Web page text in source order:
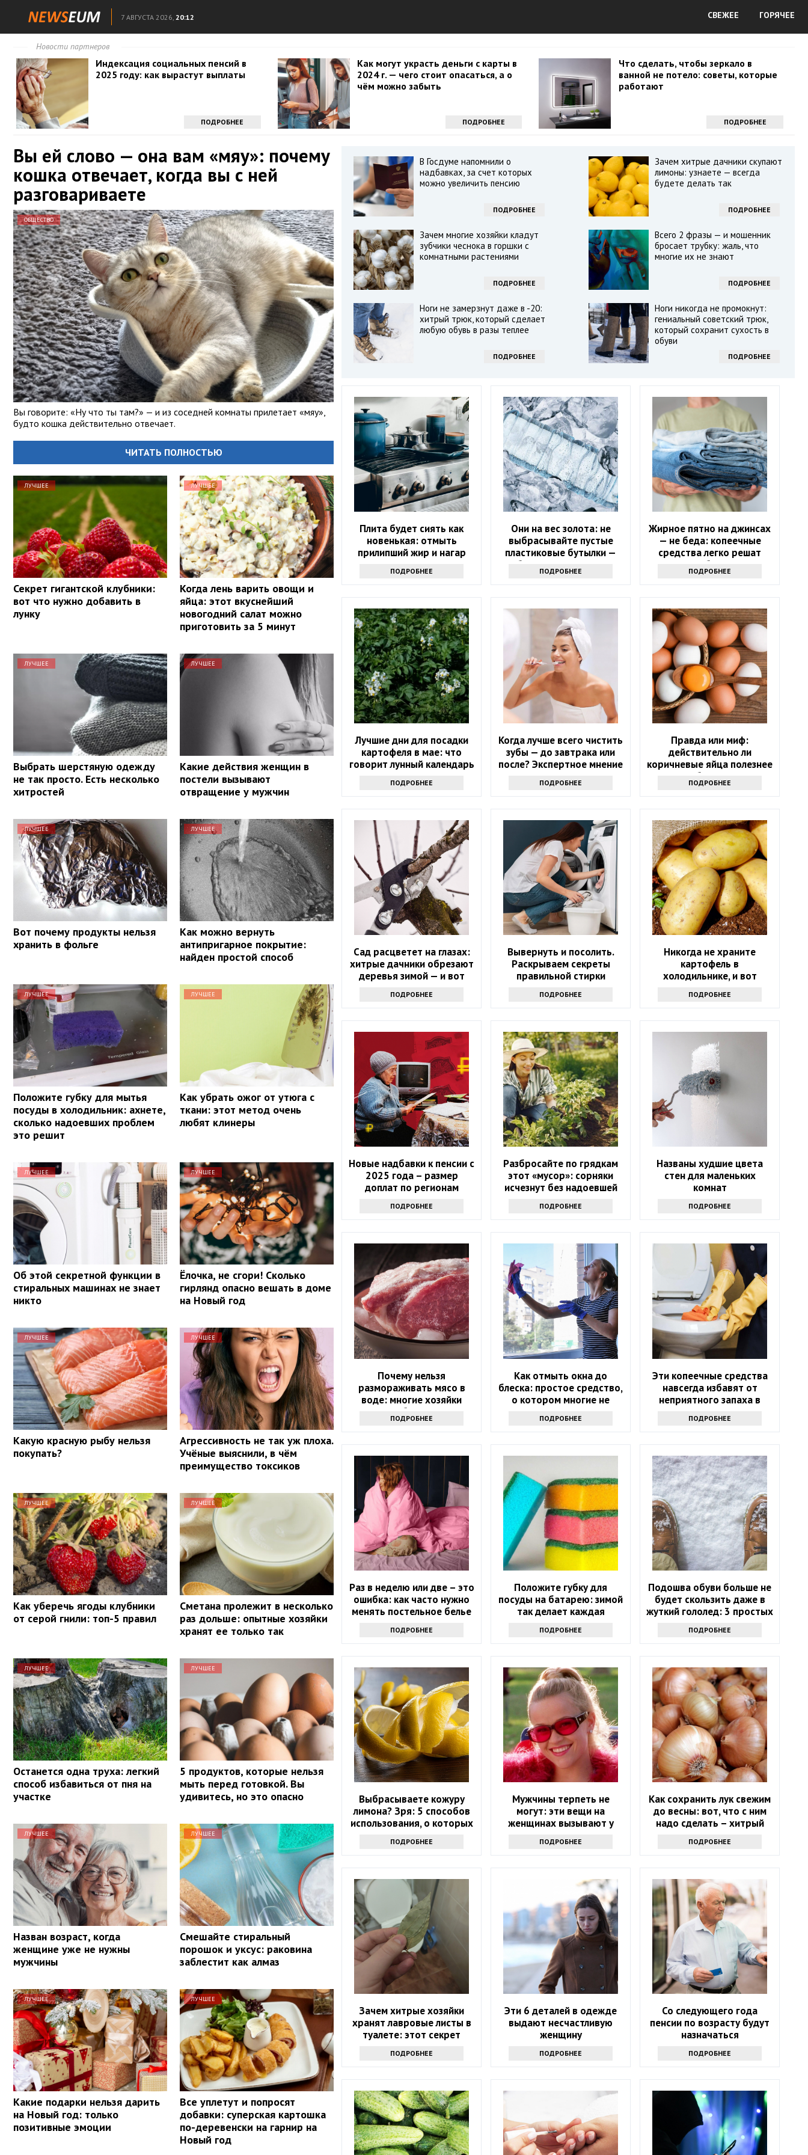
7 АВГУСТА 2026, 20:12 СВЕЖЕЕ ГОРЯЧЕЕ
Новости партнеров
Индексация социальных пенсий в
2025 году: как вырастут выплаты
ПОДРОБНЕЕ
Как могут украсть деньги с карты в
2024 г. — чего стоит опасаться, а о
чём можно забыть
ПОДРОБНЕЕ
Что сделать, чтобы зеркало в
ванной не потело: советы, которые
работают
ПОДРОБНЕЕ
Вы ей слово — она вам «мяу»: почему
кошка отвечает, когда вы с ней
разговариваете
ОБЩЕСТВО
Вы говорите: «Ну что ты там?» — и из соседней комнаты прилетает «мяу»,
будто кошка действительно отвечает.
ЧИТАТЬ ПОЛНОСТЬЮ
ЛУЧШЕЕ
Секрет гигантской клубники:
вот что нужно добавить в
лунку
ЛУЧШЕЕ
Когда лень варить овощи и
яйца: этот вкуснейший
новогодний салат можно
приготовить за 5 минут
ЛУЧШЕЕ
Выбрать шерстяную одежду
не так просто. Есть несколько
хитростей
ЛУЧШЕЕ
Какие действия женщин в
постели вызывают
отвращение у мужчин
ЛУЧШЕЕ
Вот почему продукты нельзя
хранить в фольге
ЛУЧШЕЕ
Как можно вернуть
антипригарное покрытие:
найден простой способ
ЛУЧШЕЕ
Положите губку для мытья
посуды в холодильник: ахнете,
сколько надоевших проблем
это решит
ЛУЧШЕЕ
Как убрать ожог от утюга с
ткани: этот метод очень
любят клинеры
ЛУЧШЕЕ
Об этой секретной функции в
стиральных машинах не знает
никто
ЛУЧШЕЕ
Ёлочка, не сгори! Сколько
гирлянд опасно вешать в доме
на Новый год
ЛУЧШЕЕ
Какую красную рыбу нельзя
покупать?
ЛУЧШЕЕ
Агрессивность не так уж плоха.
Учёные выяснили, в чём
преимущество токсиков
ЛУЧШЕЕ
Как уберечь ягоды клубники
от серой гнили: топ-5 правил
ЛУЧШЕЕ
Сметана пролежит в несколько
раз дольше: опытные хозяйки
хранят ее только так
ЛУЧШЕЕ
Останется одна труха: легкий
способ избавиться от пня на
участке
ЛУЧШЕЕ
5 продуктов, которые нельзя
мыть перед готовкой. Вы
удивитесь, но это опасно
ЛУЧШЕЕ
Назван возраст, когда
женщине уже не нужны
мужчины
ЛУЧШЕЕ
Смешайте стиральный
порошок и уксус: раковина
заблестит как алмаз
ЛУЧШЕЕ
Какие подарки нельзя дарить
на Новый год: только
позитивные эмоции
ЛУЧШЕЕ
Все уплетут и попросят
добавки: суперская картошка
по-деревенски на гарнир на
Новый год
В Госдуме напомнили о
надбавках, за счет которых
можно увеличить пенсию
ПОДРОБНЕЕ
Зачем хитрые дачники скупают
лимоны: узнаете — всегда
будете делать так
ПОДРОБНЕЕ
Зачем многие хозяйки кладут
зубчики чеснока в горшки с
комнатными растениями
ПОДРОБНЕЕ
Всего 2 фразы — и мошенник
бросает трубку: жаль, что
многие их не знают
ПОДРОБНЕЕ
Ноги не замерзнут даже в -20:
хитрый трюк, который сделает
любую обувь в разы теплее
ПОДРОБНЕЕ
Ноги никогда не промокнут:
гениальный советский трюк,
который сохранит сухость в
обуви
ПОДРОБНЕЕ
Плита будет сиять как
новенькая: отмыть
прилипший жир и нагар
средства
ПОДРОБНЕЕ
Они на вес золота: не
выбрасывайте пустые
пластиковые бутылки —
обалдеете, зачем они
нужны
ПОДРОБНЕЕ
Жирное пятно на джинсах
— не беда: копеечные
средства легко решат
проблему
ПОДРОБНЕЕ
Лучшие дни для посадки
картофеля в мае: что
говорит лунный календарь
ПОДРОБНЕЕ
Когда лучше всего чистить
зубы — до завтрака или
после? Экспертное мнение
ПОДРОБНЕЕ
Правда или миф:
действительно ли
коричневые яйца полезнее
белых
ПОДРОБНЕЕ
Сад расцветет на глазах:
хитрые дачники обрезают
деревья зимой — и вот
ПОДРОБНЕЕ
Вывернуть и посолить.
Раскрываем секреты
правильной стирки
ПОДРОБНЕЕ
Никогда не храните
картофель в
холодильнике, и вот
вас шокирует
ПОДРОБНЕЕ
Новые надбавки к пенсии с
2025 года – размер
доплат по регионам
ПОДРОБНЕЕ
Разбросайте по грядкам
этот «мусор»: сорняки
исчезнут без надоевшей
ПОДРОБНЕЕ
Названы худшие цвета
стен для маленьких
комнат
ПОДРОБНЕЕ
Почему нельзя
размораживать мясо в
воде: многие хозяйки
впервые об этом слышат
ПОДРОБНЕЕ
Как отмыть окна до
блеска: простое средство,
о котором многие не
ПОДРОБНЕЕ
Эти копеечные средства
навсегда избавят от
неприятного запаха в
ПОДРОБНЕЕ
Раз в неделю или две – это
ошибка: как часто нужно
менять постельное белье
ПОДРОБНЕЕ
Положите губку для
посуды на батарею: зимой
так делает каждая
опытная хозяйка
ПОДРОБНЕЕ
Подошва обуви больше не
будет скользить даже в
жуткий гололед: 3 простых
ПОДРОБНЕЕ
Выбрасываете кожуру
лимона? Зря: 5 способов
использования, о которых
ПОДРОБНЕЕ
Мужчины терпеть не
могут: эти вещи на
женщинах вызывают у
ПОДРОБНЕЕ
Как сохранить лук свежим
до весны: вот, что с ним
надо сделать – хитрый
ПОДРОБНЕЕ
Зачем хитрые хозяйки
хранят лавровые листы в
туалете: этот секрет
ПОДРОБНЕЕ
Эти 6 деталей в одежде
выдают несчастливую
женщину
ПОДРОБНЕЕ
Со следующего года
пенсии по возрасту будут
назначаться
ПОДРОБНЕЕ